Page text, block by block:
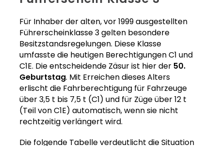
Für Inhaber der alten, vor 1999 ausgestellten
Führerscheinklasse 3 gelten besondere
Besitzstandsregelungen. Diese Klasse
umfasste die heutigen Berechtigungen C1 und
C1E. Die entscheidende Zäsur ist hier der 50.
Geburtstag. Mit Erreichen dieses Alters
erlischt die Fahrberechtigung für Fahrzeuge
über 3,5 t bis 7,5 t (C1) und für Züge über 12 t
(Teil von C1E) automatisch, wenn sie nicht
rechtzeitig verlängert wird.
Die folgende Tabelle verdeutlicht die Situation